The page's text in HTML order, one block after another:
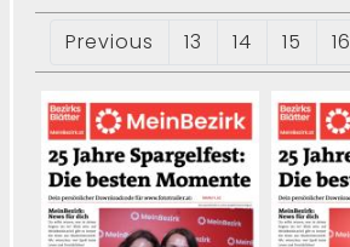
Previous 13 14 15 16